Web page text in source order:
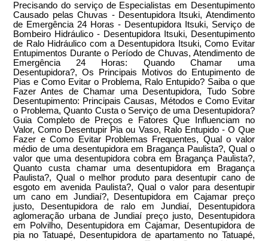
Precisando do serviço de Especialistas em Desentupimento
Causado pelas Chuvas - Desentupidora Itsuki, Atendimento
de Emergência 24 Horas - Desentupidora Itsuki, Serviço de
Bombeiro Hidráulico - Desentupidora Itsuki, Desentupimento
de Ralo Hidráulico com a Desentupidora Itsuki, Como Evitar
Entupimentos Durante o Período de Chuvas, Atendimento de
Emergência 24 Horas: Quando Chamar uma
Desentupidora?, Os Principais Motivos do Entupimento de
Pias e Como Evitar o Problema, Ralo Entupido? Saiba o que
Fazer Antes de Chamar uma Desentupidora, Tudo Sobre
Desentupimento: Principais Causas, Métodos e Como Evitar
o Problema, Quanto Custa o Serviço de uma Desentupidora?
Guia Completo de Preços e Fatores Que Influenciam no
Valor, Como Desentupir Pia ou Vaso, Ralo Entupido - O Que
Fazer e Como Evitar Problemas Frequentes, Qual o valor
médio de uma desentupidora em Bragança Paulista?, Qual o
valor que uma desentupidora cobra em Bragança Paulista?,
Quanto custa chamar uma desentupidora em Bragança
Paulista?, Qual o melhor produto para desentupir cano de
esgoto em avenida Paulista?, Qual o valor para desentupir
um cano em Jundiaí?, Desentupidora em Cajamar preço
justo, Desentupidora de ralo em Jundiaí, Desentupidora
aglomeração urbana de Jundiaí preço justo, Desentupidora
em Polvilho, Desentupidora em Cajamar, Desentupidora de
pia no Tatuapé, Desentupidora de apartamento no Tatuapé,